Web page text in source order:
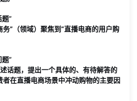
”
”（领域）聚焦到“直播电商的用户购
”
话题，提出一个具体的、有待解答的
者在直播电商场景中冲动购物的主要因